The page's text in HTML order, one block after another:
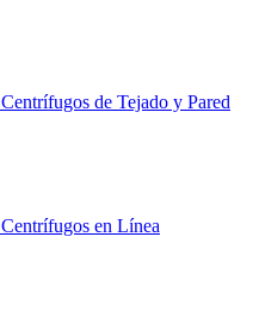
Centrífugos de Tejado y Pared
Centrífugos en Línea